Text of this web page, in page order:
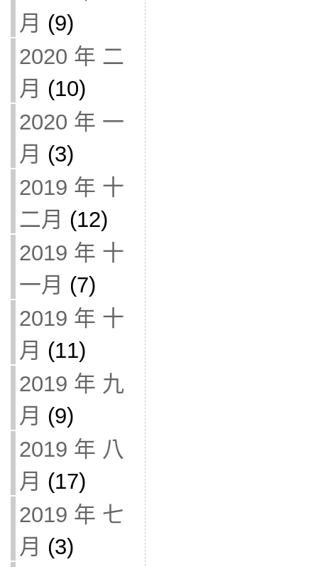
月 (9)
2020 年 二
月 (10)
2020 年 一
月 (3)
2019 年 十
二月 (12)
2019 年 十
一月 (7)
2019 年 十
月 (11)
2019 年 九
月 (9)
2019 年 八
月 (17)
2019 年 七
月 (3)